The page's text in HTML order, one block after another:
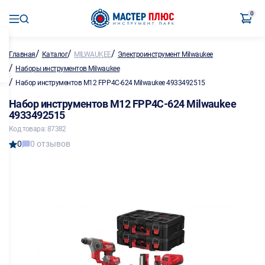
0
Главная/ Каталог/ MILWAUKEE/ Электроинструмент Milwaukee
/ Наборы инструментов Milwaukee
/ Набор инструментов M12 FPP4C-624 Milwaukee 4933492515
Набор инструментов M12 FPP4C-624 Milwaukee
4933492515
Код товара: 87382
0 0 отзывов